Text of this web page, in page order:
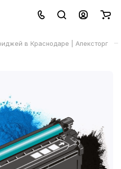
в Краснодаре | Апексторг –